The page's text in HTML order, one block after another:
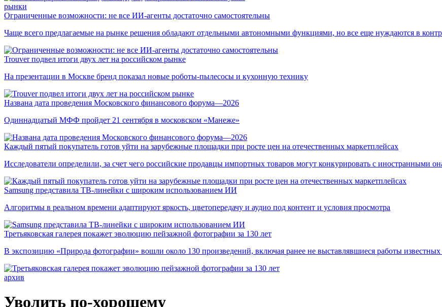
рынки
Ограниченные возможности: не все ИИ-агенты достаточно самостоятельны
Чаще всего предлагаемые на рынке решения обладают отдельными автономными функциями, но все еще нуждаются в
Trouver подвел итоги двух лет на российском рынке
На презентации в Москве бренд показал новые роботы-пылесосы и кухонную технику
Названа дата проведения Московского финансового форума—2026
Одиннадцатый МФФ пройдет 21 сентября в московском «Манеже»
Каждый пятый покупатель готов уйти на зарубежные площадки при росте цен на отечественных маркетплейсах
Исследователи определили, за счет чего российские продавцы импортных товаров могут конкурировать с иностранными
Samsung представила ТВ-линейки с широким использованием ИИ
Алгоритмы в реальном времени адаптируют яркость, цветопередачу и аудио под контент и условия просмотра
Третьяковская галерея покажет эволюцию пейзажной фотографии за 130 лет
В экспозицию «Природа фотографии» вошли около 130 произведений, включая ранее не выставлявшиеся работы
архив
Уволить по-хорошему